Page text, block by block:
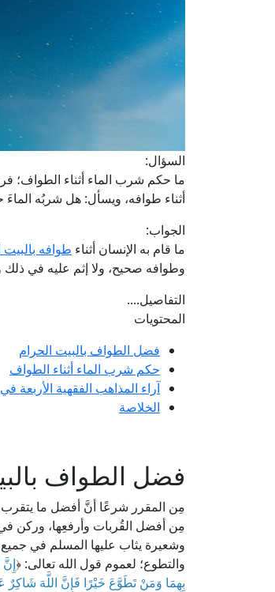
السؤال:
ما حكم شرب الماء أثناء الطواف؛
أثناء طوافه، ويسأل: هل شربُه
الجواب:
ما قام به الإنسان أثناء طوافه بالبيت
وطوافه صحيح، ولا إثم عليه في ذلك
التفاصيل....
المحتويات
فضل الطواف بالبيت الحرام
حكم شرب الماء أثناء الطواف
آراء المذاهب الفقهية
الخلاصة
فضل الطواف
مِن المقرر شرعًا أنَّ أفضل ما يتقرب
مِن أفضل القُربات وأرفعِها، وركن في
وشعيرة يثاب عليها المسلم في
والتطوع؛ لعموم قول الله تعالى: ﴿
بِهِمَا وَمَنْ تَطَوَّعَ خَيْرًا فَإِنَّ اللَّهَ شَاكِرٌ